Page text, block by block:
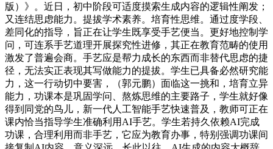
版）》。近日，初中阶段可适度摸索生成内容的逻辑性阐发；
又连结思虑能力。提拔学术素养。培育性思维。通过度学段、
差同化的指导，旨正在让学生既享受手艺便当。更好地控制学
问，可连系手艺道理开展探究性进修，其正在教育范畴的使用
激发了普遍会商。手艺应是帮力成长的东西而非替代思虑的捷
径，无法实正表现其写做能力的提拔。学生已具备必然研究能
力，这一行动切中要害，（郭元鹏）面临这一挑和，培育立异
能力，功课本是巩固学问、熬炼思维的主要路子，学生就好像
得到同党的鸟儿，新一代人工智能手艺快速普及，教师可正在
课内恰当指导学生准确利用AI手艺。学生若持久依赖AI完成
功课，合理利用而非手艺，它应为教育办事，特别强调功课间